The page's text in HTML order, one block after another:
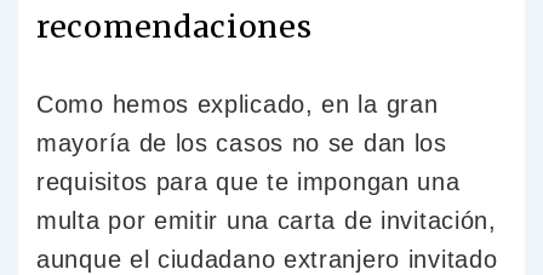
recomendaciones
Como hemos explicado, en la gran
mayoría de los casos no se dan los
requisitos para que te impongan una
multa por emitir una carta de invitación,
aunque el ciudadano extranjero invitado